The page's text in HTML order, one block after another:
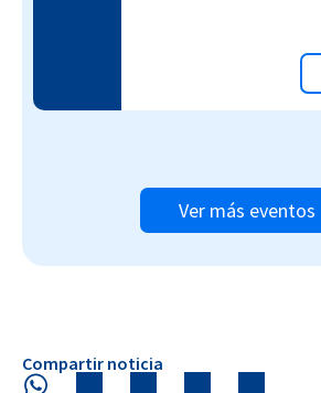
Ver más eventos
Compartir noticia